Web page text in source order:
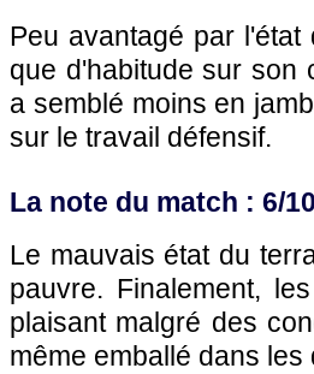
Peu avantagé par l'état
que d'habitude sur son
a semblé moins en
sur le travail défensif.
La note du match : 6/10
Le mauvais état du
pauvre. Finalement,
plaisant malgré des
même emballé dans